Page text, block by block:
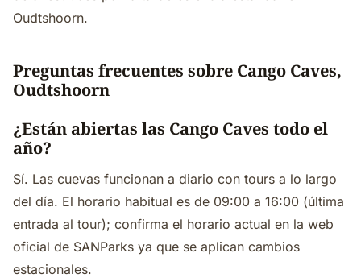
Oudtshoorn.
Preguntas frecuentes sobre Cango Caves,
Oudtshoorn
¿Están abiertas las Cango Caves todo el
año?
Sí. Las cuevas funcionan a diario con tours a lo largo
del día. El horario habitual es de 09:00 a 16:00 (última
entrada al tour); confirma el horario actual en la web
oficial de SANParks ya que se aplican cambios
estacionales.